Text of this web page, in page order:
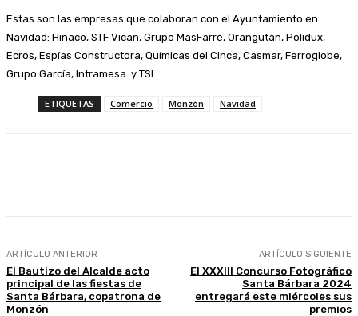
Estas son las empresas que colaboran con el Ayuntamiento en
Navidad: Hinaco, STF Vican, Grupo MasFarré, Orangután, Polidux,
Ecros, Espías Constructora, Químicas del Cinca, Casmar, Ferroglobe,
Grupo García, Intramesa y TSI.
ETIQUETAS Comercio Monzón Navidad
ARTÍCULO ANTERIOR
El Bautizo del Alcalde acto
principal de las fiestas de
Santa Bárbara, copatrona de
Monzón
ARTÍCULO SIGUIENTE
El XXXIII Concurso Fotográfico
Santa Bárbara 2024
entregará este miércoles sus
premios